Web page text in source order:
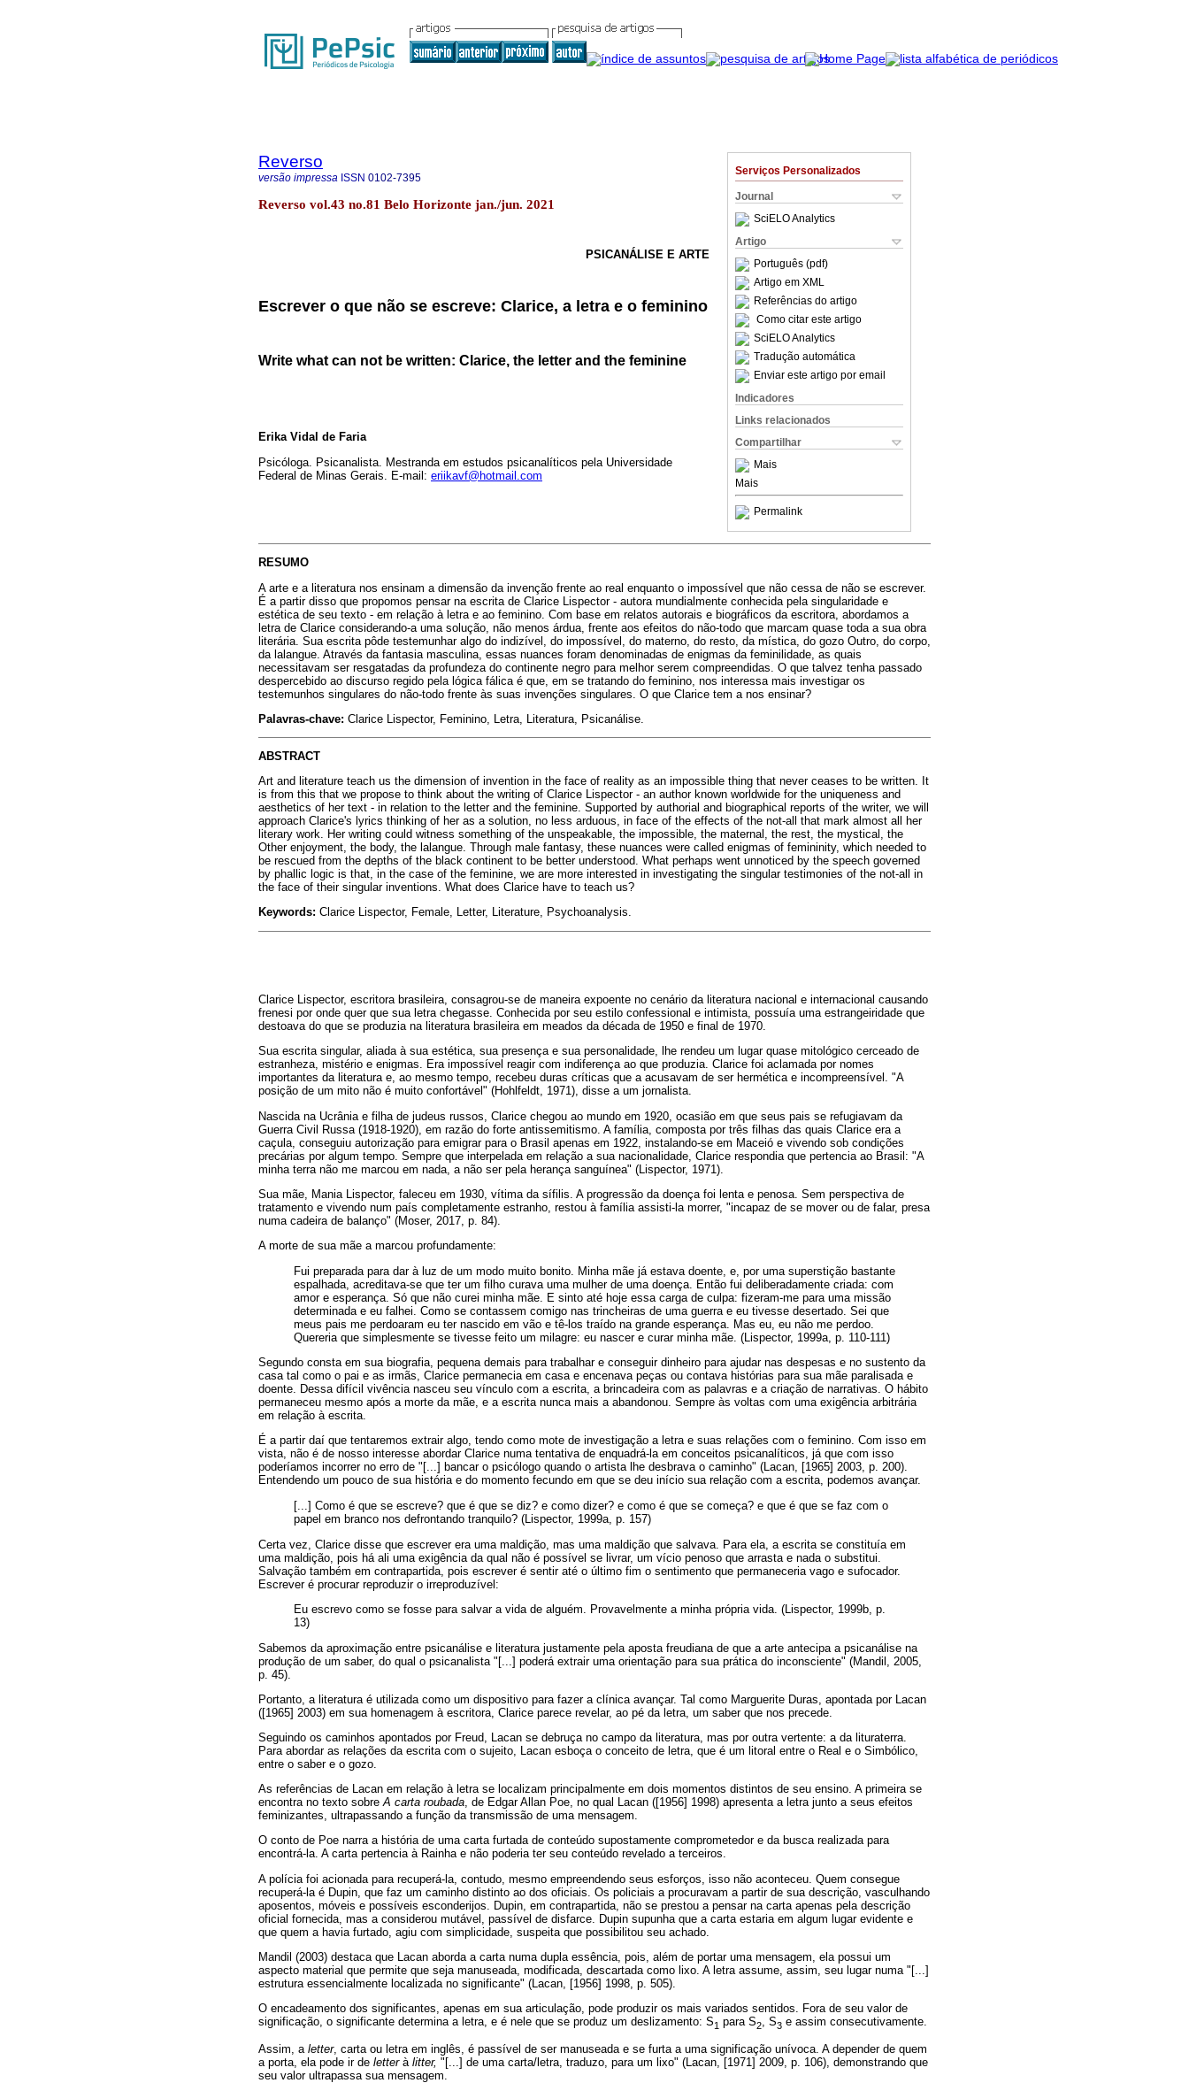
Serviços Personalizados
Journal
SciELO Analytics
Artigo
Português (pdf)
Artigo em XML
Referências do artigo
Como citar este artigo
SciELO Analytics
Tradução automática
Enviar este artigo por email
Indicadores
Links relacionados
Compartilhar
Mais
Mais
Permalink
Reverso
versão impressa ISSN 0102-7395
Reverso vol.43 no.81 Belo Horizonte jan./jun. 2021
PSICANÁLISE E ARTE
Escrever o que não se escreve: Clarice, a letra e o feminino
Write what can not be written: Clarice, the letter and the feminine
Erika Vidal de Faria
Psicóloga. Psicanalista. Mestranda em estudos psicanalíticos pela Universidade
Federal de Minas Gerais. E-mail: eriikavf@hotmail.com
RESUMO
A arte e a literatura nos ensinam a dimensão da invenção frente ao real enquanto o impossível que não cessa de não se escrever.
É a partir disso que propomos pensar na escrita de Clarice Lispector - autora mundialmente conhecida pela singularidade e
estética de seu texto - em relação à letra e ao feminino. Com base em relatos autorais e biográficos da escritora, abordamos a
letra de Clarice considerando-a uma solução, não menos árdua, frente aos efeitos do não-todo que marcam quase toda a sua obra
literária. Sua escrita pôde testemunhar algo do indizível, do impossível, do materno, do resto, da mística, do gozo Outro, do corpo,
da lalangue. Através da fantasia masculina, essas nuances foram denominadas de enigmas da feminilidade, as quais
necessitavam ser resgatadas da profundeza do continente negro para melhor serem compreendidas. O que talvez tenha passado
despercebido ao discurso regido pela lógica fálica é que, em se tratando do feminino, nos interessa mais investigar os
testemunhos singulares do não-todo frente às suas invenções singulares. O que Clarice tem a nos ensinar?
Palavras-chave: Clarice Lispector, Feminino, Letra, Literatura, Psicanálise.
ABSTRACT
Art and literature teach us the dimension of invention in the face of reality as an impossible thing that never ceases to be written. It
is from this that we propose to think about the writing of Clarice Lispector - an author known worldwide for the uniqueness and
aesthetics of her text - in relation to the letter and the feminine. Supported by authorial and biographical reports of the writer, we will
approach Clarice's lyrics thinking of her as a solution, no less arduous, in face of the effects of the not-all that mark almost all her
literary work. Her writing could witness something of the unspeakable, the impossible, the maternal, the rest, the mystical, the
Other enjoyment, the body, the lalangue. Through male fantasy, these nuances were called enigmas of femininity, which needed to
be rescued from the depths of the black continent to be better understood. What perhaps went unnoticed by the speech governed
by phallic logic is that, in the case of the feminine, we are more interested in investigating the singular testimonies of the not-all in
the face of their singular inventions. What does Clarice have to teach us?
Keywords: Clarice Lispector, Female, Letter, Literature, Psychoanalysis.
Clarice Lispector, escritora brasileira, consagrou-se de maneira expoente no cenário da literatura nacional e internacional causando
frenesi por onde quer que sua letra chegasse. Conhecida por seu estilo confessional e intimista, possuía uma estrangeiridade que
destoava do que se produzia na literatura brasileira em meados da década de 1950 e final de 1970.
Sua escrita singular, aliada à sua estética, sua presença e sua personalidade, lhe rendeu um lugar quase mitológico cerceado de
estranheza, mistério e enigmas. Era impossível reagir com indiferença ao que produzia. Clarice foi aclamada por nomes
importantes da literatura e, ao mesmo tempo, recebeu duras críticas que a acusavam de ser hermética e incompreensível. "A
posição de um mito não é muito confortável" (Hohlfeldt, 1971), disse a um jornalista.
Nascida na Ucrânia e filha de judeus russos, Clarice chegou ao mundo em 1920, ocasião em que seus pais se refugiavam da
Guerra Civil Russa (1918-1920), em razão do forte antissemitismo. A família, composta por três filhas das quais Clarice era a
caçula, conseguiu autorização para emigrar para o Brasil apenas em 1922, instalando-se em Maceió e vivendo sob condições
precárias por algum tempo. Sempre que interpelada em relação a sua nacionalidade, Clarice respondia que pertencia ao Brasil: "A
minha terra não me marcou em nada, a não ser pela herança sanguínea" (Lispector, 1971).
Sua mãe, Mania Lispector, faleceu em 1930, vítima da sífilis. A progressão da doença foi lenta e penosa. Sem perspectiva de
tratamento e vivendo num país completamente estranho, restou à família assisti-la morrer, "incapaz de se mover ou de falar, presa
numa cadeira de balanço" (Moser, 2017, p. 84).
A morte de sua mãe a marcou profundamente:
Fui preparada para dar à luz de um modo muito bonito. Minha mãe já estava doente, e, por uma superstição bastante
espalhada, acreditava-se que ter um filho curava uma mulher de uma doença. Então fui deliberadamente criada: com
amor e esperança. Só que não curei minha mãe. E sinto até hoje essa carga de culpa: fizeram-me para uma missão
determinada e eu falhei. Como se contassem comigo nas trincheiras de uma guerra e eu tivesse desertado. Sei que
meus pais me perdoaram eu ter nascido em vão e tê-los traído na grande esperança. Mas eu, eu não me perdoo.
Quereria que simplesmente se tivesse feito um milagre: eu nascer e curar minha mãe. (Lispector, 1999a, p. 110-111)
Segundo consta em sua biografia, pequena demais para trabalhar e conseguir dinheiro para ajudar nas despesas e no sustento da
casa tal como o pai e as irmãs, Clarice permanecia em casa e encenava peças ou contava histórias para sua mãe paralisada e
doente. Dessa difícil vivência nasceu seu vínculo com a escrita, a brincadeira com as palavras e a criação de narrativas. O hábito
permaneceu mesmo após a morte da mãe, e a escrita nunca mais a abandonou. Sempre às voltas com uma exigência arbitrária
em relação à escrita.
É a partir daí que tentaremos extrair algo, tendo como mote de investigação a letra e suas relações com o feminino. Com isso em
vista, não é de nosso interesse abordar Clarice numa tentativa de enquadrá-la em conceitos psicanalíticos, já que com isso
poderíamos incorrer no erro de "[...] bancar o psicólogo quando o artista lhe desbrava o caminho" (Lacan, [1965] 2003, p. 200).
Entendendo um pouco de sua história e do momento fecundo em que se deu início sua relação com a escrita, podemos avançar.
[...] Como é que se escreve? que é que se diz? e como dizer? e como é que se começa? e que é que se faz com o
papel em branco nos defrontando tranquilo? (Lispector, 1999a, p. 157)
Certa vez, Clarice disse que escrever era uma maldição, mas uma maldição que salvava. Para ela, a escrita se constituía em
uma maldição, pois há ali uma exigência da qual não é possível se livrar, um vício penoso que arrasta e nada o substitui.
Salvação também em contrapartida, pois escrever é sentir até o último fim o sentimento que permaneceria vago e sufocador.
Escrever é procurar reproduzir o irreproduzível:
Eu escrevo como se fosse para salvar a vida de alguém. Provavelmente a minha própria vida. (Lispector, 1999b, p.
13)
Sabemos da aproximação entre psicanálise e literatura justamente pela aposta freudiana de que a arte antecipa a psicanálise na
produção de um saber, do qual o psicanalista "[...] poderá extrair uma orientação para sua prática do inconsciente" (Mandil, 2005,
p. 45).
Portanto, a literatura é utilizada como um dispositivo para fazer a clínica avançar. Tal como Marguerite Duras, apontada por Lacan
([1965] 2003) em sua homenagem à escritora, Clarice parece revelar, ao pé da letra, um saber que nos precede.
Seguindo os caminhos apontados por Freud, Lacan se debruça no campo da literatura, mas por outra vertente: a da lituraterra.
Para abordar as relações da escrita com o sujeito, Lacan esboça o conceito de letra, que é um litoral entre o Real e o Simbólico,
entre o saber e o gozo.
As referências de Lacan em relação à letra se localizam principalmente em dois momentos distintos de seu ensino. A primeira se
encontra no texto sobreA carta roubada, de Edgar Allan Poe, no qual Lacan ([1956] 1998) apresenta a letra junto a seus efeitos
feminizantes, ultrapassando a função da transmissão de uma mensagem.
O conto de Poe narra a história de uma carta furtada de conteúdo supostamente comprometedor e da busca realizada para
encontrá-la. A carta pertencia à Rainha e não poderia ter seu conteúdo revelado a terceiros.
A polícia foi acionada para recuperá-la, contudo, mesmo empreendendo seus esforços, isso não aconteceu. Quem consegue
recuperá-la é Dupin, que faz um caminho distinto ao dos oficiais. Os policiais a procuravam a partir de sua descrição, vasculhando
aposentos, móveis e possíveis esconderijos. Dupin, em contrapartida, não se prestou a pensar na carta apenas pela descrição
oficial fornecida, mas a considerou mutável, passível de disfarce. Dupin supunha que a carta estaria em algum lugar evidente e
que quem a havia furtado, agiu com simplicidade, suspeita que possibilitou seu achado.
Mandil (2003) destaca que Lacan aborda a carta numa dupla essência, pois, além de portar uma mensagem, ela possui um
aspecto material que permite que seja manuseada, modificada, descartada como lixo. A letra assume, assim, seu lugar numa "[...]
estrutura essencialmente localizada no significante" (Lacan, [1956] 1998, p. 505).
O encadeamento dos significantes, apenas em sua articulação, pode produzir os mais variados sentidos. Fora de seu valor de
significação, o significante determina a letra, e é nele que se produz um deslizamento: S1 para S2, S3 e assim consecutivamente.
Assim, a letter, carta ou letra em inglês, é passível de ser manuseada e se furta a uma significação unívoca. A depender de quem
a porta, ela pode ir de letterà litter, "[...] de uma carta/letra, traduzo, para um lixo" (Lacan, [1971] 2009, p. 106), demonstrando que
seu valor ultrapassa sua mensagem.